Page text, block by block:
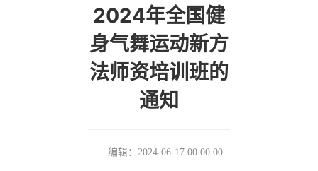
2024年全国健
身气舞运动新方
法师资培训班的
通知
编辑：2024-06-17 00:00:00